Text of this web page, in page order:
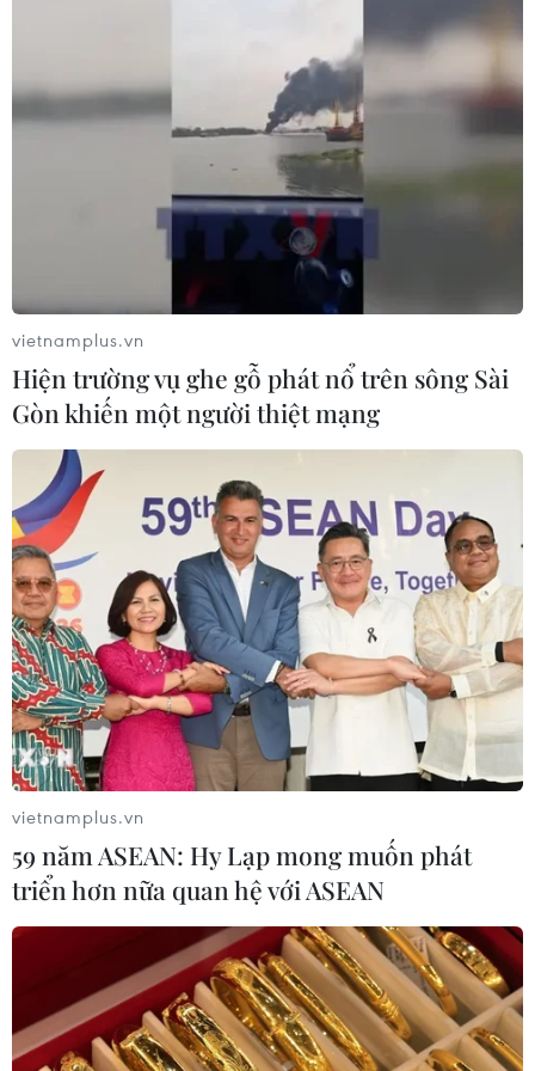
cờ Việt Nam để đảm bảo cho các chủ tàu chủ
động, linh hoạt áp dụng khi tàu hoạt động trên
phạm vi toàn cầu./.
(TTXVN/Vietnam+)
#Cục Hàng hải Việt Nam
#Đội tàu vận tải biển quốc tế
#Sản lượng hàng hóa
#Cảng biển TP. Hà Nội
Theo dõi VietnamPlus
TIN LIÊN QUAN
vietnamplus.vn
Hiện trường vụ ghe gỗ phát nổ trên sông Sài
Gòn khiến một người thiệt mạng
vietnamplus.vn
59 năm ASEAN: Hy Lạp mong muốn phát
triển hơn nữa quan hệ với ASEAN